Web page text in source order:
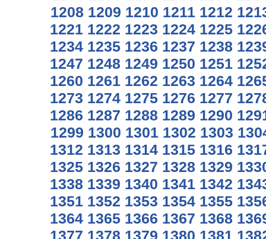
1208 1209 1210 1211 1212
1221 1222 1223 1224 1225
1234 1235 1236 1237 1238
1247 1248 1249 1250 1251
1260 1261 1262 1263 1264
1273 1274 1275 1276 1277
1286 1287 1288 1289 1290
1299 1300 1301 1302 1303
1312 1313 1314 1315 1316
1325 1326 1327 1328 1329
1338 1339 1340 1341 1342
1351 1352 1353 1354 1355
1364 1365 1366 1367 1368
1377 1378 1379 1380 1381